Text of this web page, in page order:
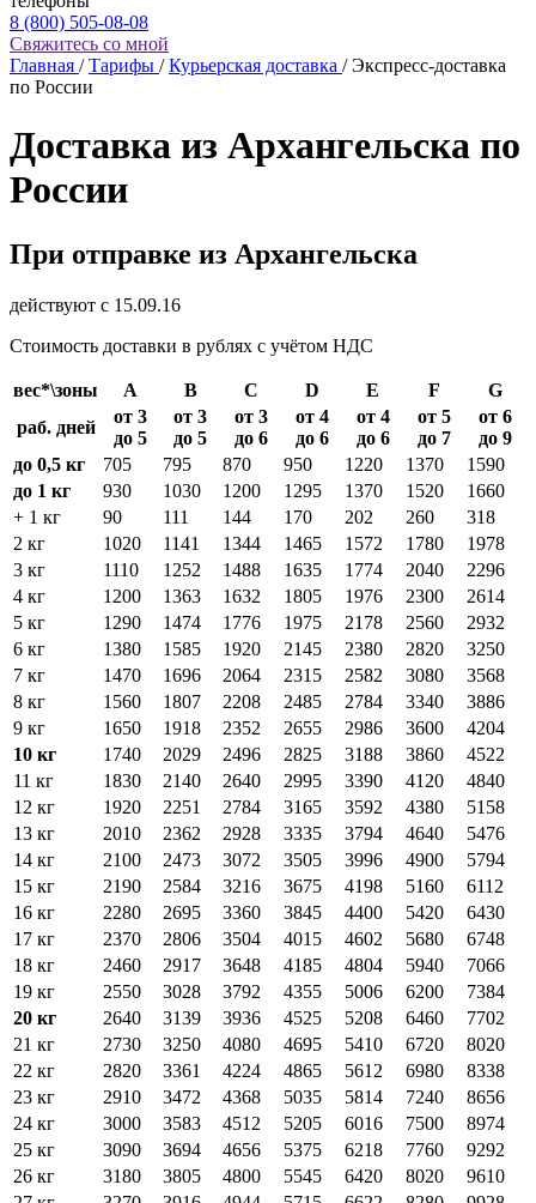
8 (800) 505-08-08
Свяжитесь со мной
Главная /Тарифы /Курьерская доставка /Экспресс-доставка
по России
Доставка из Архангельска по
России
При отправке из Архангельска
действуют с 15.09.16
Стоимость доставки в рублях с учётом НДС
вес*\зоны А В С D E F
G
раб. дней
от 3
до 5
от 3
до 5
от 3
до 6
от 4
до 6
от 4
до 6
от 5
до 7
от 6
до 9
до 0,5 кг
705 795 870 950 1220 1370
1590
до 1 кг
930 1030 1200 1295 1370 1520
1660
+ 1 кг
90 111 144 170 202 260
318
2 кг
1020 1141 1344 1465 1572 1780
1978
3 кг
1110 1252 1488 1635 1774 2040
2296
4 кг
1200 1363 1632 1805 1976 2300
2614
5 кг
1290 1474 1776 1975 2178 2560
2932
6 кг
1380 1585 1920 2145 2380 2820
3250
7 кг
1470 1696 2064 2315 2582 3080
3568
8 кг
1560 1807 2208 2485 2784 3340
3886
9 кг
1650 1918 2352 2655 2986 3600
4204
10 кг
1740 2029 2496 2825 3188 3860
4522
11 кг
1830 2140 2640 2995 3390 4120
4840
12 кг
1920 2251 2784 3165 3592 4380
5158
13 кг
2010 2362 2928 3335 3794 4640
5476
14 кг
2100 2473 3072 3505 3996 4900
5794
15 кг
2190 2584 3216 3675 4198 5160
6112
16 кг
2280 2695 3360 3845 4400 5420
6430
17 кг
2370 2806 3504 4015 4602 5680
6748
18 кг
2460 2917 3648 4185 4804 5940
7066
19 кг
2550 3028 3792 4355 5006 6200
7384
20 кг
2640 3139 3936 4525 5208 6460
7702
21 кг
2730 3250 4080 4695 5410 6720
8020
22 кг
2820 3361 4224 4865 5612 6980
8338
23 кг
2910 3472 4368 5035 5814 7240
8656
24 кг
3000 3583 4512 5205 6016 7500
8974
25 кг
3090 3694 4656 5375 6218 7760
9292
26 кг
3180 3805 4800 5545 6420 8020
9610